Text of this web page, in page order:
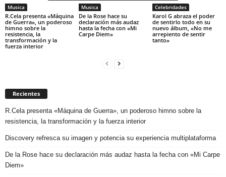
Musica
R.Cela presenta «Máquina
de Guerra», un poderoso
himno sobre la
resistencia, la
transformación y la
fuerza interior
Musica
De la Rose hace su
declaración más audaz
hasta la fecha con «Mi
Carpe Diem»
Celebridades
Karol G abraza el poder
de sentirlo todo en su
nuevo álbum, «No me
arrepiento de sentir
tanto»
Recientes
R.Cela presenta «Máquina de Guerra», un poderoso himno sobre la
resistencia, la transformación y la fuerza interior
Discovery refresca su imagen y potencia su experiencia multiplataforma
De la Rose hace su declaración más audaz hasta la fecha con «Mi Carpe
Diem»